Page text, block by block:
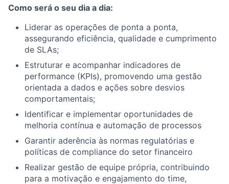
Como será o seu dia a dia:
Liderar as operações de ponta a ponta,
assegurando eficiência, qualidade e cumprimento
de SLAs;
Estruturar e acompanhar indicadores de
performance (KPIs), promovendo uma gestão
orientada a dados e ações sobre desvios
comportamentais;
Identificar e implementar oportunidades de
melhoria contínua e automação de processos
Garantir aderência às normas regulatórias e
políticas de compliance do setor financeiro
Realizar gestão de equipe própria, contribuindo
para a motivação e engajamento do time,